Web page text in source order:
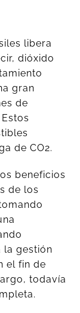
libera
dióxido
gran
de
de CO2.
beneficios
de los
la gestión
el fin de
todavía